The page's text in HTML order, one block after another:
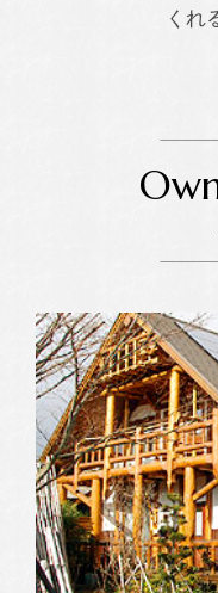
くれ